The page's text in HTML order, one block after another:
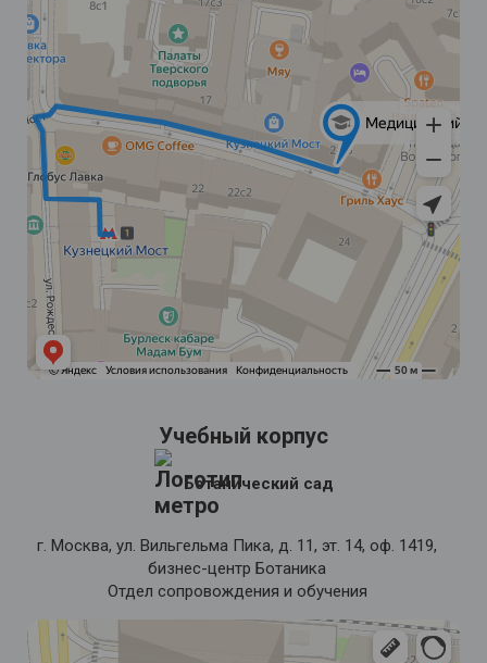
Учебный корпус
Ботанический сад
г. Москва, ул. Вильгельма Пика, д. 11, эт. 14, оф. 1419,
бизнес-центр Ботаника
Отдел сопровождения и обучения